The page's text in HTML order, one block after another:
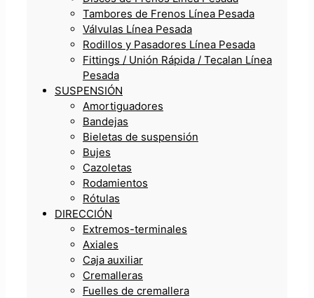
Tambores de Frenos Línea Pesada
Válvulas Línea Pesada
Rodillos y Pasadores Línea Pesada
Fittings / Unión Rápida / Tecalan Línea
Pesada
SUSPENSIÓN
Amortiguadores
Bandejas
Bieletas de suspensión
Bujes
Cazoletas
Rodamientos
Rótulas
DIRECCIÓN
Extremos-terminales
Axiales
Caja auxiliar
Cremalleras
Fuelles de cremallera